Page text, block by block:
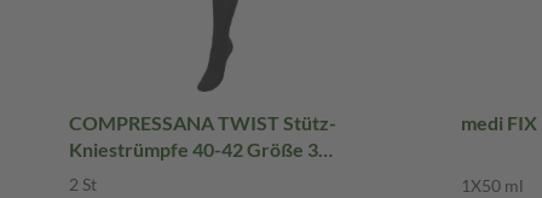
COMPRESSANA TWIST Stütz-
Kniestrümpfe 40-42 Größe 3
schwarz 2 St
2 St
medi
1X50 ml